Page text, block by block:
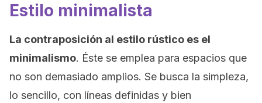
Estilo minimalista
La contraposición al estilo rústico es el
minimalismo. Éste se emplea para espacios que
no son demasiado amplios. Se busca la simpleza,
lo sencillo, con líneas definidas y bien